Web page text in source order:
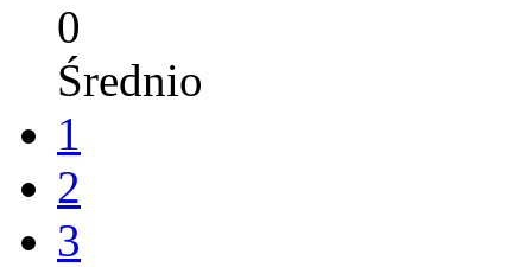
0
Średnio
1
2
3